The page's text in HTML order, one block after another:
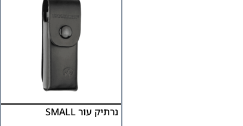
נרתיק עור SMALL